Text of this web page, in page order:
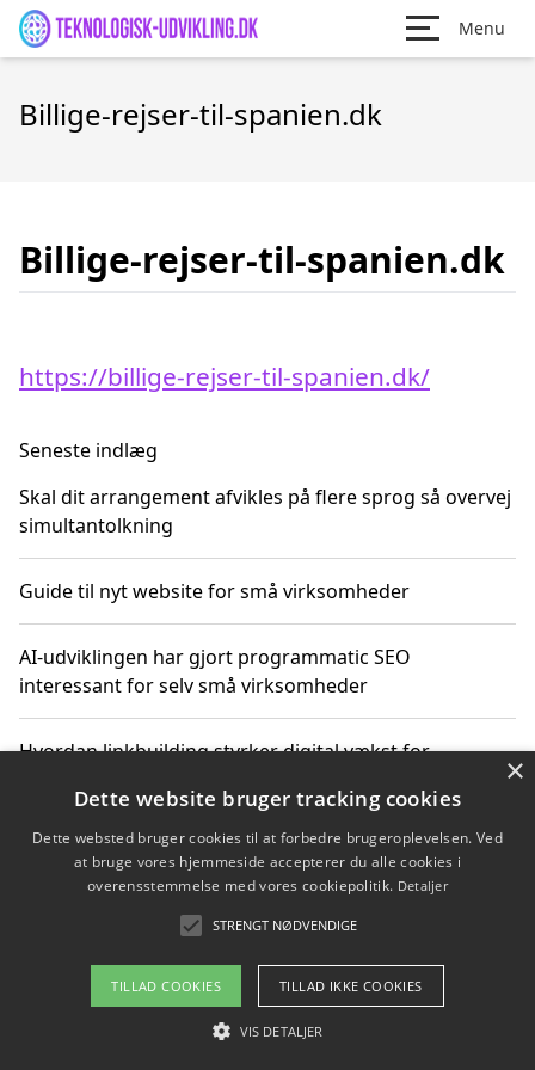
Menu
Billige-rejser-til-spanien.dk
Billige-rejser-til-spanien.dk
https://billige-rejser-til-spanien.dk/
Seneste indlæg
Skal dit arrangement afvikles på flere sprog så overvej
simultantolkning
Guide til nyt website for små virksomheder
AI-udviklingen har gjort programmatic SEO
interessant for selv små virksomheder
Hvordan linkbuilding styrker digital vækst for
Sådan har udviklingen inden for genbrug af elektronik
ændret sig
Copyright 2026 - Pilanto Aps
Om / kontakt
×
Dette website bruger tracking cookies
Dette websted bruger cookies til at forbedre brugeroplevelsen. Ved
at bruge vores hjemmeside accepterer du alle cookies i
overensstemmelse med vores cookiepolitik. Detaljer
STRENGT NØDVENDIGE
TILLAD COOKIES TILLAD IKKE COOKIES
VIS DETALJER